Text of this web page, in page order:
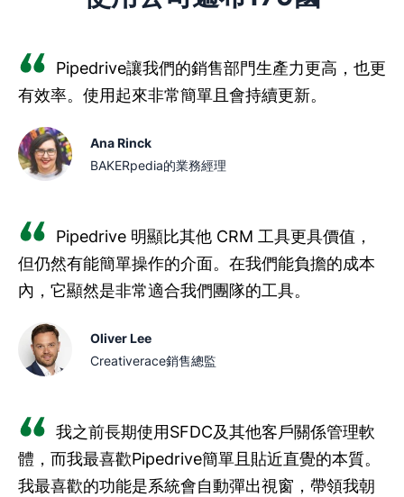
行動裝置存取
報告及儀表板
合作工具
Pipedrive讓我們的銷售部門生產力更高，也更
有效率。使用起來非常簡單且會持續更新。
Ana Rinck
BAKERpedia的業務經理
Pipedrive 明顯比其他 CRM 工具更具價值，
但仍然有能簡單操作的介面。在我們能負擔的成本
內，它顯然是非常適合我們團隊的工具。
Oliver Lee
Creativerace銷售總監
我之前長期使用SFDC及其他客戶關係管理軟
體，而我最喜歡Pipedrive簡單且貼近直覺的本質。
我最喜歡的功能是系統會自動彈出視窗，帶領我朝